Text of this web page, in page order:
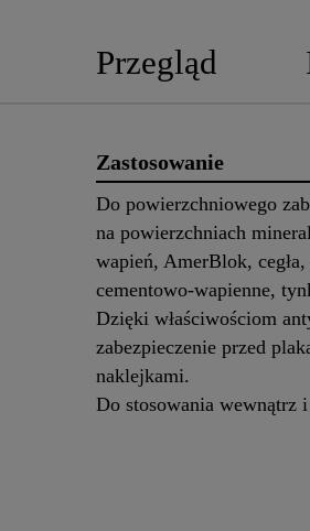
Przegląd
Zastosowanie
Do powierzchniowego
na powierzchniach
wapień, AmerBlok,
cementowo‐wapienne,
Dzięki właściwościom
zabezpieczenie przed
naklejkami.
Do stosowania wewnątrz